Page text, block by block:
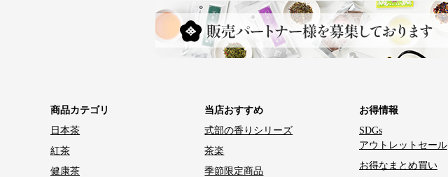
商品カテゴリ
日本茶
紅茶
健康茶
当店おすすめ
式部の香りシリーズ
茶楽
季節限定商品
お得情報
SDGs
アウトレットセール
お得なまとめ買い